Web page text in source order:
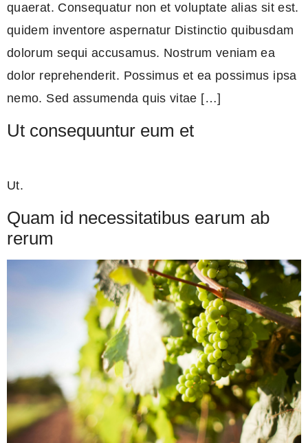
quaerat. Consequatur non et voluptate alias sit est.
quidem inventore aspernatur Distinctio quibusdam
dolorum sequi accusamus. Nostrum veniam ea
dolor reprehenderit. Possimus et ea possimus ipsa
nemo. Sed assumenda quis vitae […]
Ut consequuntur eum et
Ut.
Quam id necessitatibus earum ab
rerum